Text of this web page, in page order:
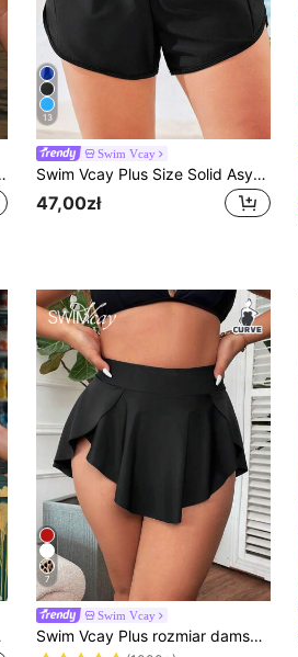
odpowiedni na letnie wakacje i plażę
13
Swim Vcay
Swim Vcay Plus Size Solid Asymetryczny Pas Szorty Bikini Dół Lato
47,00zł
wakacje
7
Swim Vcay
Swim Vcay Plus rozmiar damski letni plażowy dół od bikini w jednolitym kolorze z marszczonym obszyciem